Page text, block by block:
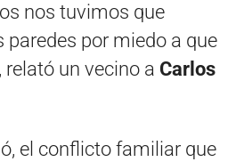
nos tuvimos que
paredes por miedo a que
relató un vecino a Carlos
el conflicto familiar que